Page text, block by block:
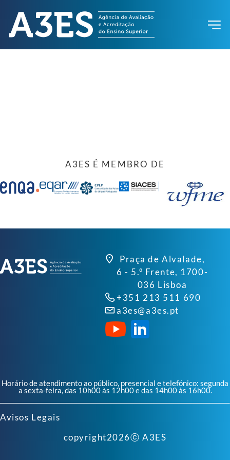
A3ES É MEMBRO DE
Praça de Alvalade,
6 - 5.º Frente, 1700-
036 Lisboa
+351 213 511 690
a3es@a3es.pt
Horário de atendimento ao público, presencial e telefónico: segunda
a sexta-feira, das 10h00 às 12h00 e das 14h00 às 16h00.
Avisos Legais
copyright2026ⓒ A3ES